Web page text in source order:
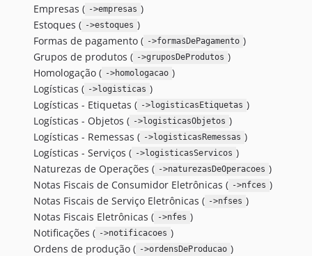
Empresas ( ->empresas )
Estoques ( ->estoques )
Formas de pagamento ( ->formasDePagamento )
Grupos de produtos ( ->gruposDeProdutos )
Homologação ( ->homologacao )
Logísticas ( ->logisticas )
Logísticas - Etiquetas ( ->logisticasEtiquetas )
Logísticas - Objetos ( ->logisticasObjetos )
Logísticas - Remessas ( ->logisticasRemessas )
Logísticas - Serviços ( ->logisticasServicos )
Naturezas de Operações ( ->naturezasDeOperacoes )
Notas Fiscais de Consumidor Eletrônicas ( ->nfces )
Notas Fiscais de Serviço Eletrônicas ( ->nfses )
Notas Fiscais Eletrônicas ( ->nfes )
Notificações ( ->notificacoes )
Ordens de produção ( ->ordensDeProducao )